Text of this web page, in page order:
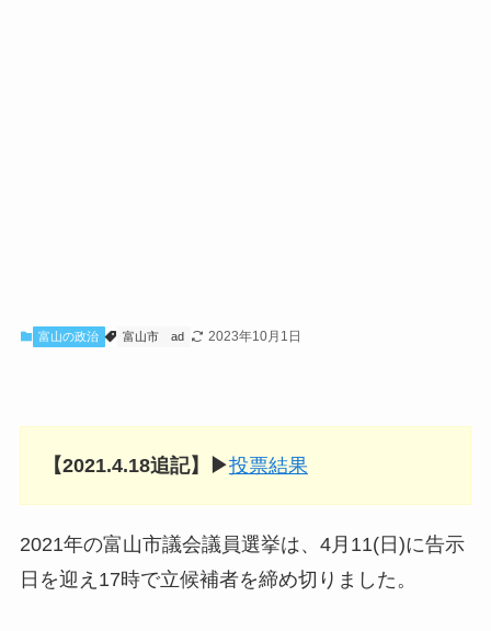
富山の政治 富山市 ad 2023年10月1日
【2021.4.18追記】▶︎投票結果
2021年の富山市議会議員選挙は、4月11(日)に告示
日を迎え17時で立候補者を締め切りました。